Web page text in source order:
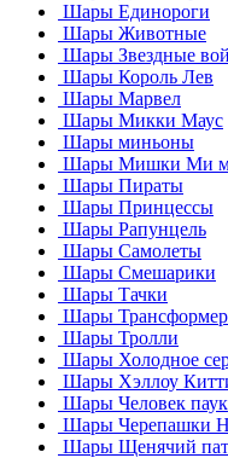
Шары Единороги
Шары Животные
Шары Звездные
Шары Король Лев
Шары Марвел
Шары Микки Маус
Шары миньоны
Шары Мишки Ми
Шары Пираты
Шары Принцессы
Шары Рапунцель
Шары Самолеты
Шары Смешарики
Шары Тачки
Шары
Шары Тролли
Шары Холодное
Шары Хэллоу
Шары Человек паук
Шары Черепашки
Шары Щенячий